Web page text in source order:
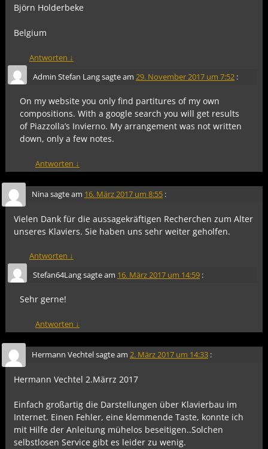
Björn Holderbeke
Belgium
Antworten ↓
Admin Stefan Langsagte am 29. November 2017 um 7:52 :
On my website you only find partitures of my own
compositions. With a google search you will get results
of Piazzolla’s Invierno. My arrangement was not written
down, only a few notes.
Antworten ↓
Ninasagte am 16. März 2017 um 8:55 :
Vielen Dank für die aussagekräftigen Recherchen zum Alter
unseres Klaviers. Sie haben uns sehr weiter geholfen.
Antworten ↓
Stefan64Langsagte am 16. März 2017 um 14:59 :
Sehr gerne!
Antworten ↓
Hermann Vechtelsagte am 2. März 2017 um 14:33 :
Hermann Vechtel 2.Märrz 2017
Einfach großartig die Darstellungen über Klavierbau im
Internet. Einen Fehler, eine klemmende Taste, konnte ich
mit Hilfe der Anleitung mühelos beseitigen..Solchen
selbstlosen Service gibt es leider zu wenig.